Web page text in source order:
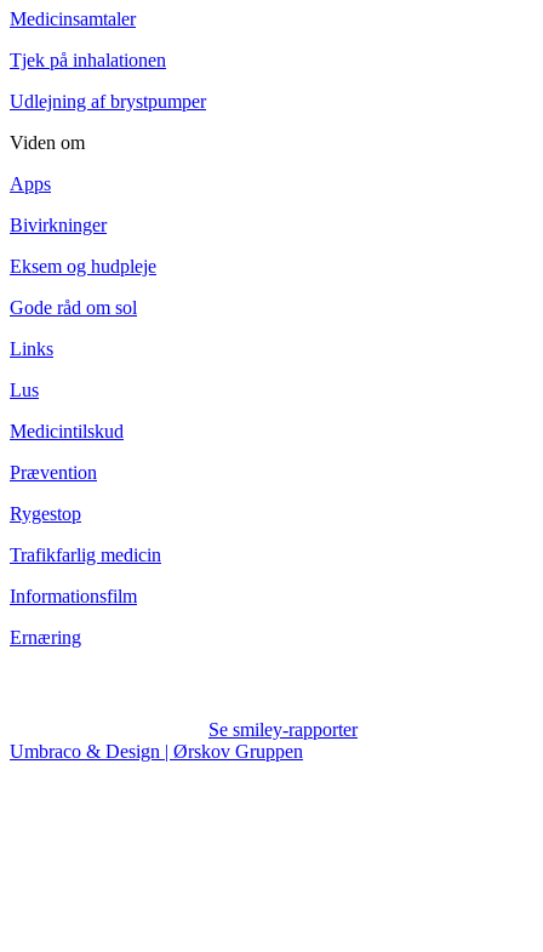
Medicinsamtaler
Tjek på inhalationen
Udlejning af brystpumper
Viden om
Apps
Bivirkninger
Eksem og hudpleje
Gode råd om sol
Links
Lus
Medicintilskud
Prævention
Rygestop
Trafikfarlig medicin
Informationsfilm
Ernæring
Se smiley-rapporter
Umbraco & Design | Ørskov Gruppen